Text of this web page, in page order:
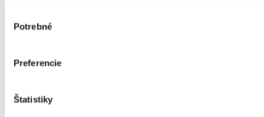
súhlasu
Potrebné
Preferencie
Štatistiky